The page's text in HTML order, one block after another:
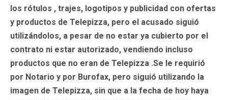
los rótulos , trajes, logotipos y publicidad con ofertas
y productos de Telepizza, pero el acusado siguió
utilizándolos, a pesar de no estar ya cubierto por el
contrato ni estar autorizado, vendiendo incluso
productos que no eran de Telepizza .Se le requirió
por Notario y por Burofax, pero siguió utilizando la
imagen de Telepizza, sin que a la fecha de hoy haya